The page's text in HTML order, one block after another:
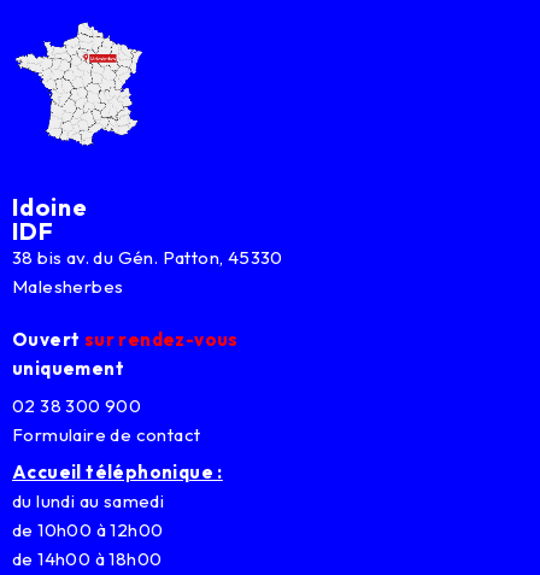
Idoine
IDF
38 bis av. du Gén. Patton, 45330
Malesherbes
Ouvert sur rendez-vous
uniquement
02 38 300 900
Formulaire de contact
Accueil téléphonique :
du lundi au samedi
de 10h00 à 12h00
de 14h00 à 18h00